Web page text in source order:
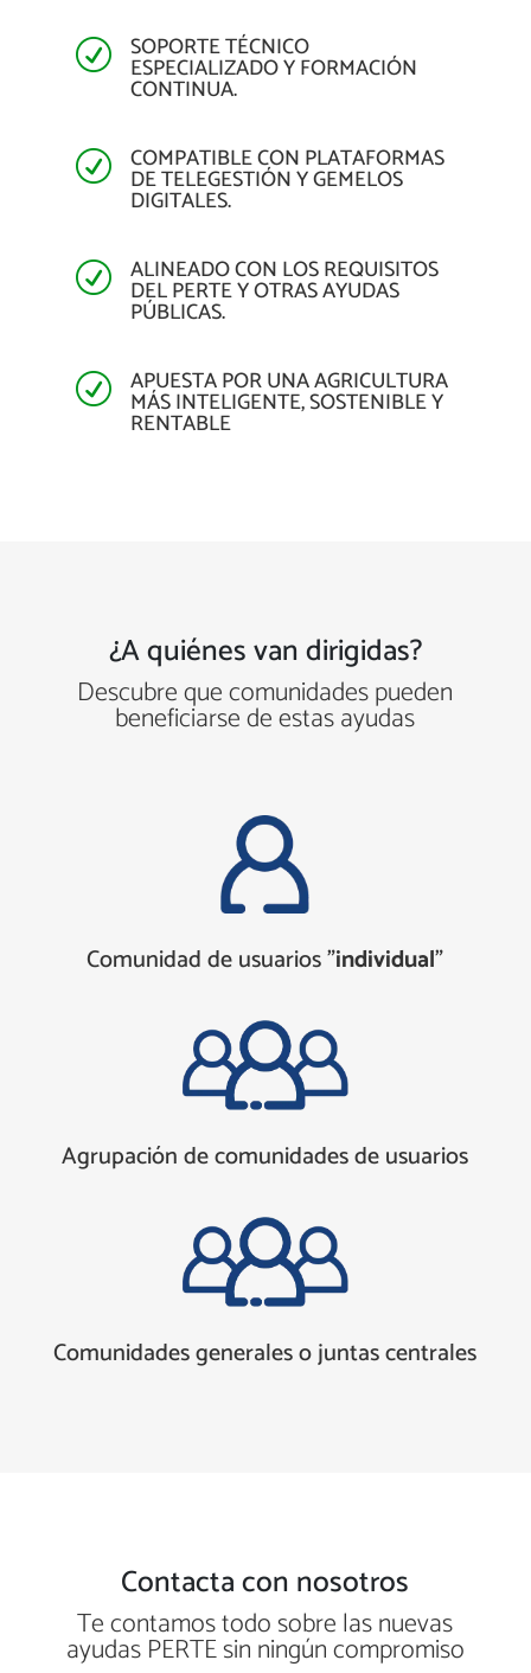
R SOPORTE TÉCNICO
ESPECIALIZADO Y FORMACIÓN
CONTINUA.
R COMPATIBLE CON PLATAFORMAS
DE TELEGESTIÓN Y GEMELOS
DIGITALES.
R ALINEADO CON LOS REQUISITOS
DEL PERTE Y OTRAS AYUDAS
PÚBLICAS.
R APUESTA POR UNA AGRICULTURA
MÁS INTELIGENTE, SOSTENIBLE Y
RENTABLE
¿A quiénes van dirigidas?
Descubre que comunidades pueden
beneficiarse de estas ayudas
Comunidad de usuarios "individual"
Agrupación de comunidades de usuarios
Comunidades generales o juntas centrales
Contacta con nosotros
Te contamos todo sobre las nuevas
ayudas PERTE sin ningún compromiso